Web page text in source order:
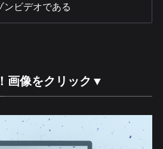
ンビデオである
画像をクリック▼